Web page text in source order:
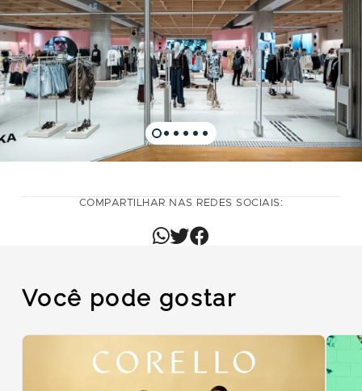
COMPARTILHAR NAS REDES SOCIAIS:
Você pode gostar